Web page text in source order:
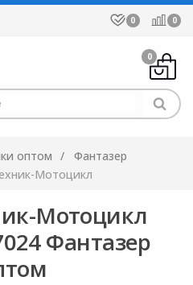
0 0
0
оптом
Фантазер
Мотоцикл
Мотоцикл
Фантазер